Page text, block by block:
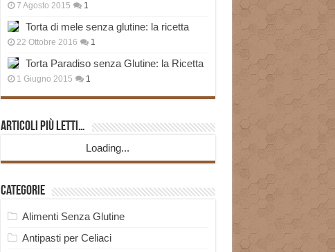
7 Agosto 2015 1
Torta di mele senza glutine: la ricetta
22 Ottobre 2016 1
Torta Paradiso senza Glutine: la Ricetta
1 Giugno 2015 1
Articoli più Letti…
Loading...
Categorie
Alimenti Senza Glutine
Antipasti per Celiaci